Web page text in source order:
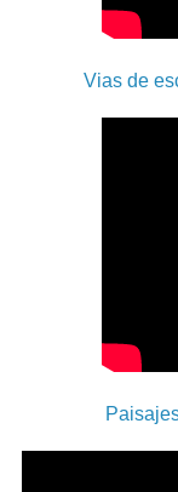
Vias de